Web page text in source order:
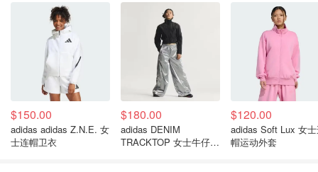
$150.00
adidas adidas Z.N.E. 女
士连帽卫衣
$180.00
adidas DENIM
TRACKTOP 女士牛仔夹
$120.00
adidas Soft Lux 女
帽运动外套